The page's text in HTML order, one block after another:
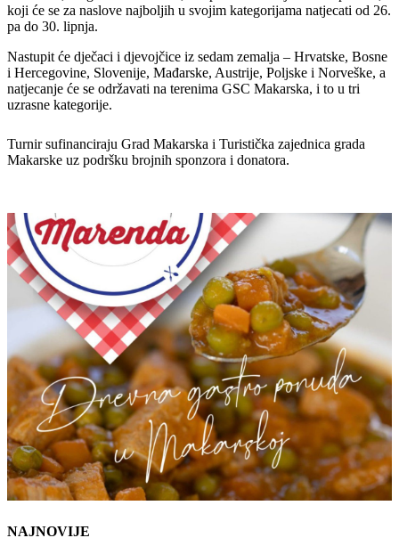
koji će se za naslove najboljih u svojim kategorijama natjecati od 26.
pa do 30. lipnja.
Nastupit će dječaci i djevojčice iz sedam zemalja – Hrvatske, Bosne
i Hercegovine, Slovenije, Mađarske, Austrije, Poljske i Norveške, a
natjecanje će se održavati na terenima GSC Makarska, i to u tri
uzrasne kategorije.
Turnir sufinanciraju Grad Makarska i Turistička zajednica grada
Makarske uz podršku brojnih sponzora i donatora.
NAJNOVIJE